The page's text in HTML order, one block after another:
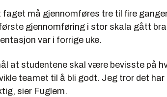
faget må gjennomføres tre til fire
gjennomføring i stor skala gått
var i forrige uke.
at studentene skal være bevisste på
teamet til å bli godt. Jeg tror det
sier Fuglem.